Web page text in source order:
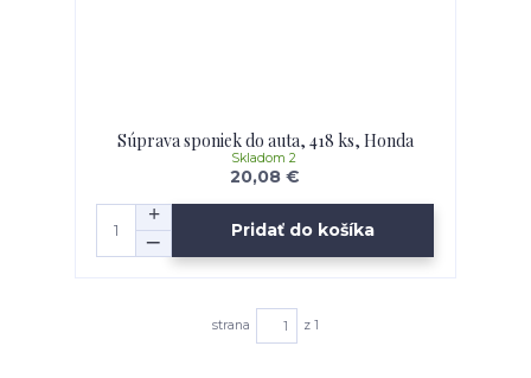
Súprava sponiek do auta, 418 ks, Honda
20,08 €
Skladom 2
Pridať do košíka
strana z 1